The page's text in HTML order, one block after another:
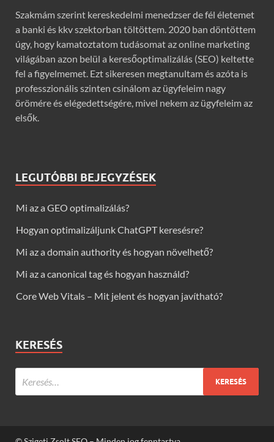
Szakmám szerint kereskedelmi menedzser de fél életemet
a banki és kkv szektorban töltöttem. 2020 ban döntöttem
úgy, hogy kamatoztatom tudásomat az online marketing
világában azon belül a keresőoptimalizálás (SEO) keltette
fel a figyelmemet. Ezt sikeresen megtanultam és azóta is
professzionális szinten csinálom az ügyfeleim nagy
örömére és elégedettségére, mivel nekem az ügyfeleim az
elsők.
LEGUTÓBBI BEJEGYZÉSEK
Mi az a GEO optimalizálás?
Hogyan optimalizáljunk ChatGPT keresésre?
Mi az a domain authority és hogyan növelhető?
Mi az a canonical tag és hogyan használd?
Core Web Vitals – Mit jelent és hogyan javítható?
KERESÉS